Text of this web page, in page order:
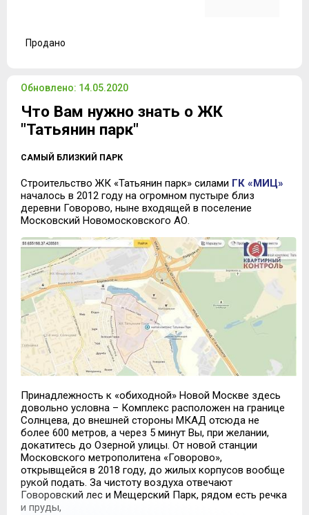
Продано
Обновлено: 14.05.2020
Что Вам нужно знать о ЖК
"Татьянин парк"
САМЫЙ БЛИЗКИЙ ПАРК
Строительство ЖК «Татьянин парк» силами ГК «МИЦ»
началось в 2012 году на огромном пустыре близ
деревни Говорово, ныне входящей в поселение
Московский Новомосковского АО.
Принадлежность к «обиходной» Новой Москве здесь
довольно условна – Комплекс расположен на границе
Солнцева, до внешней стороны МКАД отсюда не
более 600 метров, а через 5 минут Вы, при желании,
докатитесь до Озерной улицы. От новой станции
Московского метрополитена «Говорово»,
открывщейся в 2018 году, до жилых корпусов вообще
рукой подать. За чистоту воздуха отвечают
Говоровский лес и Мещерский Парк, рядом есть речка
и пруды,